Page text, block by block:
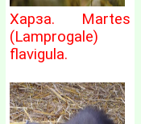
Харза. Martes
(Lamprogale)
flavigula.